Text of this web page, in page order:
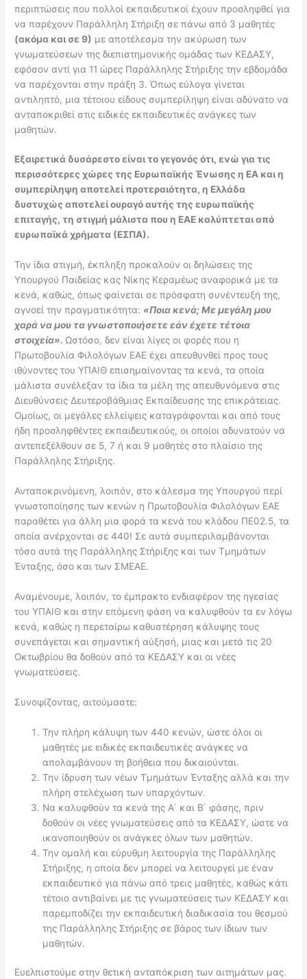
περιπτώσεις που πολλοί εκπαιδευτικοί έχουν προσληφθεί για
να παρέχουν Παράλληλη Στήριξη σε πάνω από 3 μαθητές
(ακόμα και σε 9) με αποτέλεσμα την ακύρωση των
γνωματεύσεων της διεπιστημονικής ομάδας των ΚΕΔΑΣΥ,
εφόσον αντί για 11 ώρες Παράλληλης Στήριξης την εβδομάδα
να παρέχονται στην πράξη 3. Όπως εύλογα γίνεται
αντιληπτό, μια τέτοιου είδους συμπερίληψη είναι αδύνατο να
ανταποκριθεί στις ειδικές εκπαιδευτικές ανάγκες των
μαθητών.
Εξαιρετικά δυσάρεστο είναι το γεγονός ότι, ενώ για τις
περισσότερες χώρες της Ευρωπαϊκής Ένωσης η ΕΑ και η
συμπερίληψη αποτελεί προτεραιότητα, η Ελλάδα
δυστυχώς αποτελεί ουραγό αυτής της ευρωπαϊκής
επιταγής, τη στιγμή μάλιστα που η ΕΑΕ καλύπτεται από
ευρωπαϊκά χρήματα (ΕΣΠΑ).
Την ίδια στιγμή, έκπληξη προκαλούν οι δηλώσεις της
Υπουργού Παιδείας κας Νίκης Κεραμέως αναφορικά με τα
κενά, καθώς, όπως φαίνεται σε πρόσφατη συνέντευξή της,
αγνοεί την πραγματικότητα: «Ποια κενά; Με μεγάλη μου
χαρά να μου τα γνωστοποιήσετε εάν έχετε τέτοια
στοιχεία». Ωστόσο, δεν είναι λίγες οι φορές που η
Πρωτοβουλία Φιλολόγων ΕΑΕ έχει απευθυνθεί προς τους
ιθύνοντες του ΥΠΑΙΘ επισημαίνοντας τα κενά, τα οποία
μάλιστα συνέλεξαν τα ίδια τα μέλη της απευθυνόμενα στις
Διευθύνσεις Δευτεροβάθμιας Εκπαίδευσης της επικράτειας.
Ομοίως, οι μεγάλες ελλείψεις καταγράφονται και από τους
ήδη προσληφθέντες εκπαιδευτικούς, οι οποίοι αδυνατούν να
αντεπεξέλθουν σε 5, 7 ή και 9 μαθητές στο πλαίσιο της
Παράλληλης Στήριξης.
Ανταποκρινόμενη, λοιπόν, στο κάλεσμα της Υπουργού περί
γνωστοποίησης των κενών η Πρωτοβουλία Φιλολόγων ΕΑΕ
παραθέτει για άλλη μια φορά τα κενά του κλάδου ΠΕ02.5, τα
οποία ανέρχονται σε 440! Σε αυτά συμπεριλαμβάνονται
τόσο αυτά της Παράλληλης Στήριξης και των Τμημάτων
Ένταξης, όσο και των ΣΜΕΑΕ.
Αναμένουμε, λοιπόν, το έμπρακτο ενδιαφέρον της ηγεσίας
του ΥΠΑΙΘ και στην επόμενη φάση να καλυφθούν τα εν λόγω
κενά, καθώς η περεταίρω καθυστέρηση κάλυψης τους
συνεπάγεται και σημαντική αύξησή, μιας και μετά τις 20
Οκτωβρίου θα δοθούν από τα ΚΕΔΑΣΥ και οι νέες
γνωματεύσεις.
Συνοψίζοντας, αιτούμαστε:
Την πλήρη κάλυψη των 440 κενών, ώστε όλοι οι
μαθητές με ειδικές εκπαιδευτικές ανάγκες να
απολαμβάνουν τη βοήθεια που δικαιούνται.
Την ίδρυση των νέων Τμημάτων Ένταξης αλλά και την
πλήρη στελέχωση των υπαρχόντων.
Να καλυφθούν τα κενά της Α΄ και Β΄ φάσης, πριν
δοθούν οι νέες γνωματεύσεις από τα ΚΕΔΑΣΥ, ώστε να
ικανοποιηθούν οι ανάγκες όλων των μαθητών.
Την ομαλή και εύρυθμη λειτουργία της Παράλληλης
Στήριξης, η οποία δεν μπορεί να λειτουργεί με έναν
εκπαιδευτικό για πάνω από τρεις μαθητές, καθώς κάτι
τέτοιο αντιβαίνει με τις γνωματεύσεις των ΚΕΔΑΣΥ και
παρεμποδίζει την εκπαιδευτική διαδικασία του θεσμού
της Παράλληλης Στήριξης σε βάρος των ίδιων των
μαθητών.
Ευελπιστούμε στην θετική ανταπόκριση των αιτημάτων μας.